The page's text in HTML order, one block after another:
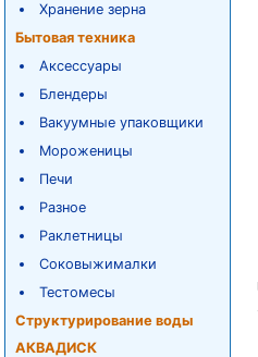
Хранение зерна
Бытовая техника
Аксессуары
Блендеры
Вакуумные упаковщики
Мороженицы
Печи
Разное
Раклетницы
Соковыжималки
Тестомесы
Структурирование воды
АКВАДИСК